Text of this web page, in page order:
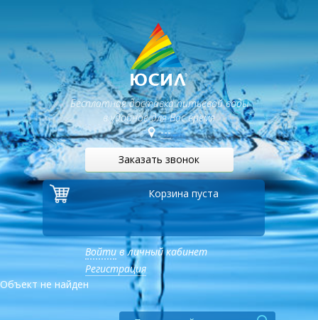
Бесплатная доставка питьевой воды
в удобное для Вас время
---
Заказать звонок
Корзина пуста
Войтив личный кабинет
Регистрация
Объект не найден